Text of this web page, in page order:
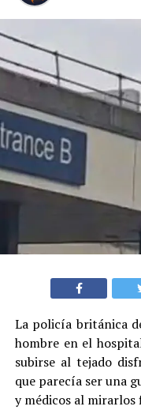
La policía británica
hombre en el
subirse al tejado
que parecía ser una
y médicos al mirarlos